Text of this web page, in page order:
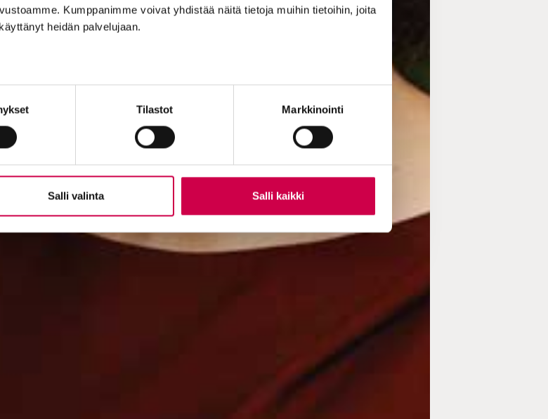
Kumppanimme voivat yhdistää näitä tietoja muihin tietoihin, joita
heidän palvelujaan.
Tilastot Markkinointi
Salli valinta Salli kaikki